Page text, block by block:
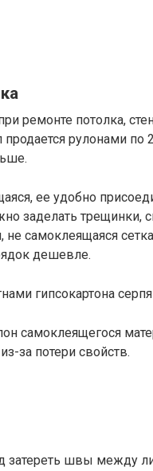
ремонте потолка,
продается рулонами
ее удобно
заделать трещинки,
не самоклеящаяся
дешевле.
самоклеящегося
за потери свойств.
затереть швы между